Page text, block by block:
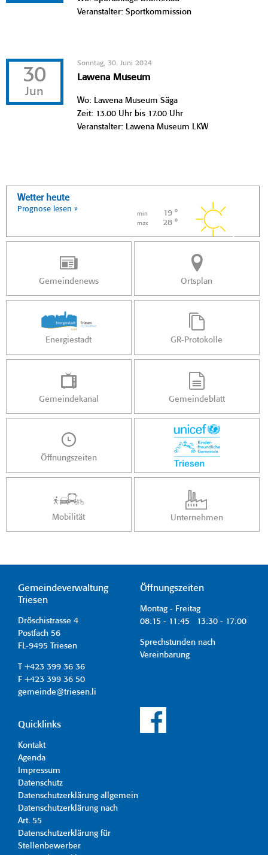
Veranstalter: Sportkommission
30
Jun
Sonntag, 30. Juni 2024
Lawena Museum
Wo: Lawena Museum Säga
Zeit: 13.00 Uhr bis 17.00 Uhr
Veranstalter: Lawena Museum LKW
Wetter heute
Prognose lesen »
min 19 °
max 28 °
Gemeindenews Ortsplan
Energiestadt GR-Protokolle
Gemeindekanal Gemeindeblatt
Öffnungszeiten
Mobilität Unternehmen
Gemeindeverwaltung
Triesen
Dröschistrasse 4
Postfach 56
FL-9495 Triesen
T +423 399 36 36
F +423 399 36 50
gemeinde@triesen.li
Öffnungszeiten
Montag - Freitag
08:15 - 11:45 13:30 - 17:00
Sprechstunden nach
Vereinbarung
Quicklinks
Kontakt
Agenda
Impressum
Datenschutz
Datenschutzerklärung allgemein
Datenschutzerklärung nach
Art. 55
Datenschutzerklärung für
Stellenbewerber